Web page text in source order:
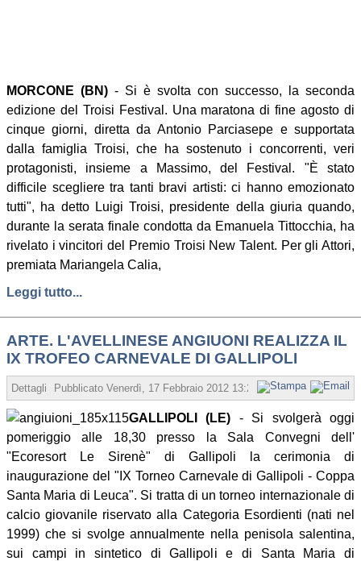
MORCONE (BN) - Si è svolta con successo, la seconda
edizione del Troisi Festival. Una maratona di fine agosto di
cinque giorni, diretta da Antonio Parciasepe e supportata
dalla famiglia Troisi, che ha sostenuto i concorrenti, veri
protagonisti, insieme a Massimo, del Festival. "È stato
difficile scegliere tra tanti bravi artisti: ci hanno emozionato
tutti", ha detto Luigi Troisi, presidente della giuria quando,
durante la serata finale condotta da Emanuela Tittocchia, ha
rivelato i vincitori del Premio Troisi New Talent. Per gli Attori,
premiata Mariangela Calia,
Leggi tutto...
ARTE. L'AVELLINESE ANGIUONI REALIZZA IL
IX TROFEO CARNEVALE DI GALLIPOLI
Dettagli Pubblicato Venerdì, 17 Febbraio 2012 13:22 Scritto da Gaetana
GALLIPOLI (LE) - Si svolgerà oggi
pomeriggio alle 18,30 presso la Sala Convegni dell'
"Ecoresort Le Sirenè" di Gallipoli la cerimonia di
inaugurazione del "IX Torneo Carnevale di Gallipoli - Coppa
Santa Maria di Leuca". Si tratta di un torneo internazionale di
calcio giovanile riservato alla Categoria Esordienti (nati nel
1999) che si svolge annualmente nella penisola salentina,
sui campi in sintetico di Gallipoli e di Santa Maria di